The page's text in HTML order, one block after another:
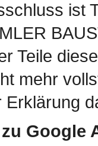
ist
Teile
mehr
Erklärung
Google